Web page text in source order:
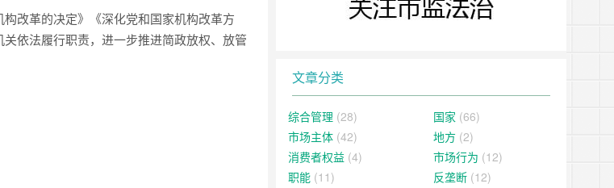
改革的决定》《深化党和国家机构改革方
依法履行职责，进一步推进简政放权、放管
文章分类
综合管理 (28) 国家 (66)
市场主体 (42) 地方 (2)
消费者权益 (4) 市场行为 (12)
职能 (11) 反垄断 (12)